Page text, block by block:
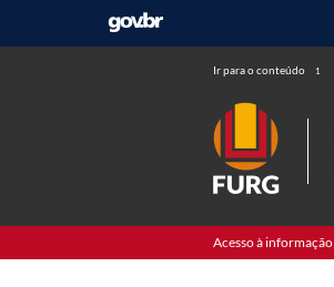
Ir para o conteúdo 1
Acesso à informação